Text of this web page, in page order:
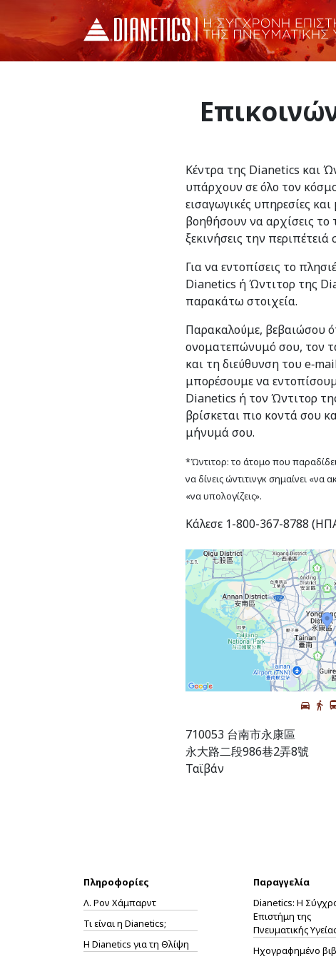
Κέντρα της Dianetics και
υπάρχουν σε όλο τον
εισαγωγικές υπηρεσίες
βοηθήσουν να αρχίσεις το
ξεκινήσεις την
Για να εντοπίσεις το
Dianetics ή Ώντιτορ της
παρακάτω στοιχεία.
Παρακαλούμε, βεβαιώσου
ονοματεπώνυμό σου, τον
και τη διεύθυνση του
μπορέσουμε να
Dianetics ή τον Ώντιτορ
βρίσκεται πιο κοντά σου
μήνυμά σου.
*Ώντιτορ: το άτομο που
να δίνεις ώντιτινγκ σημαίνει «να
«να υπολογίζεις».
Κάλεσε 1-800-367-8788
710053 台南市永康區
永大路二段986巷2弄8號
Ταϊβάν
Πληροφορίες
Λ. Ρον Χάμπαρντ
Τι είναι η Dianetics;
Η Dianetics για τη Θλίψη
Παραγγελία
Dianetics: Η
Επιστήμη της
Πνευματικής
Ηχογραφημένο